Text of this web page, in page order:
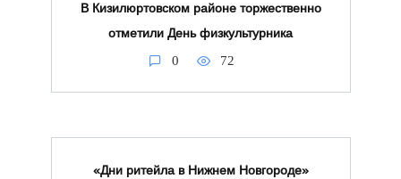
В Кизилюртовском районе торжественно
отметили День физкультурника
0 72
«Дни ритейла в Нижнем Новгороде»